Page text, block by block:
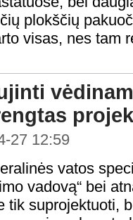
plokščių
visas, nes tam
27 12:59
vatos
vadovą“ bei
tik suprojektuoti,